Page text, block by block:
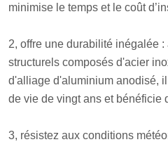
minimise le temps et le coût
2, offre une durabilité inégalée
structurels composés d'acier
d'alliage d'aluminium anodisé,
de vie de vingt ans et bénéficie
3, résistez aux conditions